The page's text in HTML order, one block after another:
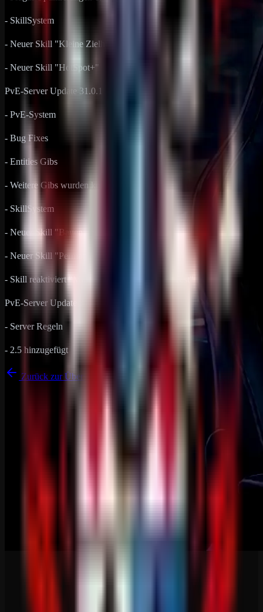
- SkillSystem
- Neuer Skill "Kleine Zielhilfe"
- Neuer Skill "HotSpot+"
PvE-Server Update 31.0.1
- PvE-System
- Bug Fixes
- Entities Gibs
- Weitere Gibs wurden komplett entfernt
- SkillSystem
- Neuer Skill "Bauen ohne Limit" "Test"
- Neuer Skill "Permanente Standfackeln" "Test"
- Skill reaktiviert "Minigun Auto Reparatur" "Test"
PvE-Server Update 31.0.2
- Server Regeln
- 2.5 hinzugefügt
Zurück zur Übersicht